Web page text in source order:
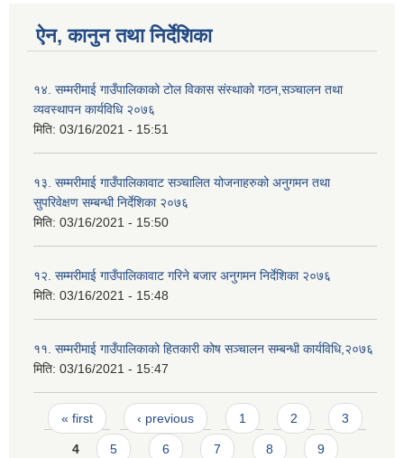
ऐन, कानुन तथा निर्देशिका
१४. सम्मरीमाई गाउँपालिकाको टोल विकास संस्थाको गठन,सञ्चालन तथा
व्यवस्थापन कार्यविधि २०७६
मिति: 03/16/2021 - 15:51
१३. सम्मरीमाई गाउँपालिकावाट सञ्चालित योजनाहरुको अनुगमन तथा
सुपरिवेक्षण सम्बन्धी निर्देशिका २०७६
मिति: 03/16/2021 - 15:50
१२. सम्मरीमाई गाउँपालिकावाट गरिने बजार अनुगमन निर्देशिका २०७६
मिति: 03/16/2021 - 15:48
११. सम्मरीमाई गाउँपालिकाको हितकारी कोष सञ्चालन सम्बन्धी कार्यविधि,२०७६
मिति: 03/16/2021 - 15:47
Pages
« first ‹ previous 1 2 3
4 5 6 7 8 9